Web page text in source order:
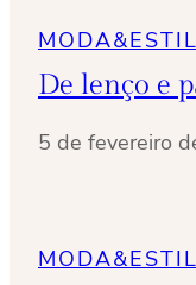
De lenço e
5 de fevereiro